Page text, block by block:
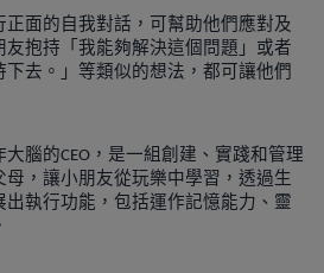
面的自我對話，可幫助他們應對及
抱持「我能夠解決這個問題」或者
下去。」等類似的想法，都可讓他們
大腦的CEO ，是一組創建、實踐和管理
，讓小朋友從玩樂中學習，透過生
執行功能，包括運作記憶能力、靈